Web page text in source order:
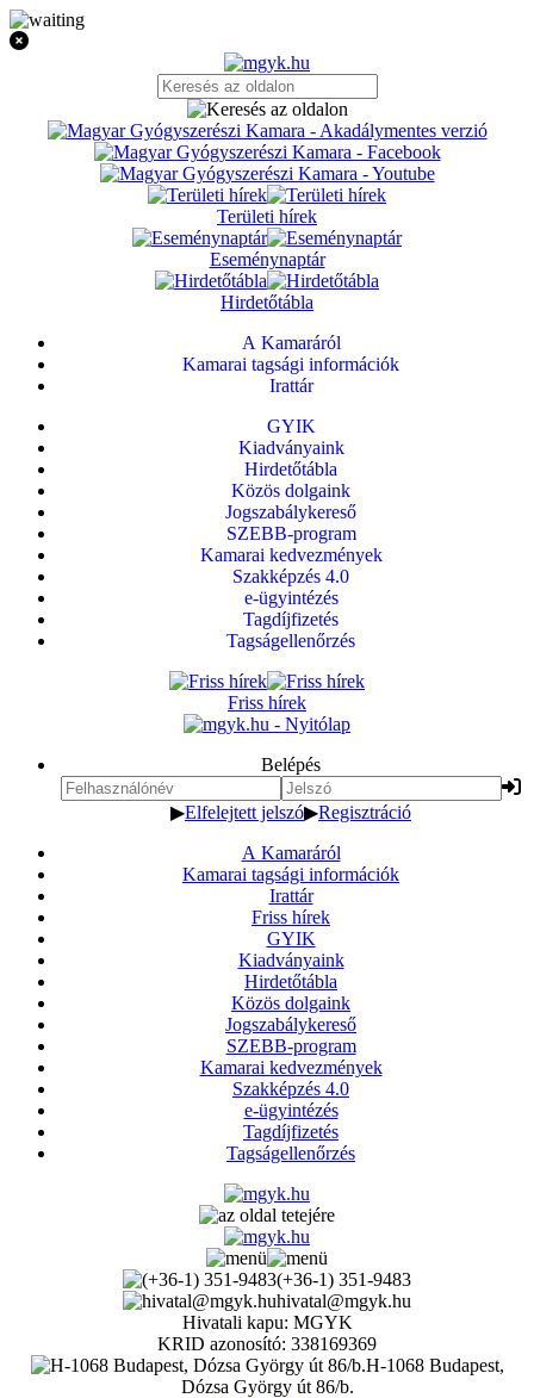
Területi hírek
Eseménynaptár
Hirdetőtábla
A Kamaráról
Kamarai tagsági információk
Irattár
GYIK
Kiadványaink
Hirdetőtábla
Közös dolgaink
Jogszabálykereső
SZEBB-program
Kamarai kedvezmények
Szakképzés 4.0
e-ügyintézés
Tagdíjfizetés
Tagságellenőrzés
Friss hírek
Belépés
▶Elfelejtett jelszó▶Regisztráció
A Kamaráról
Kamarai tagsági információk
Irattár
Friss hírek
GYIK
Kiadványaink
Hirdetőtábla
Közös dolgaink
Jogszabálykereső
SZEBB-program
Kamarai kedvezmények
Szakképzés 4.0
e-ügyintézés
Tagdíjfizetés
Tagságellenőrzés
(+36-1) 351-9483
hivatal@mgyk.hu
Hivatali kapu: MGYK
KRID azonosító: 338169369
H-1068 Budapest,
Dózsa György út 86/b.